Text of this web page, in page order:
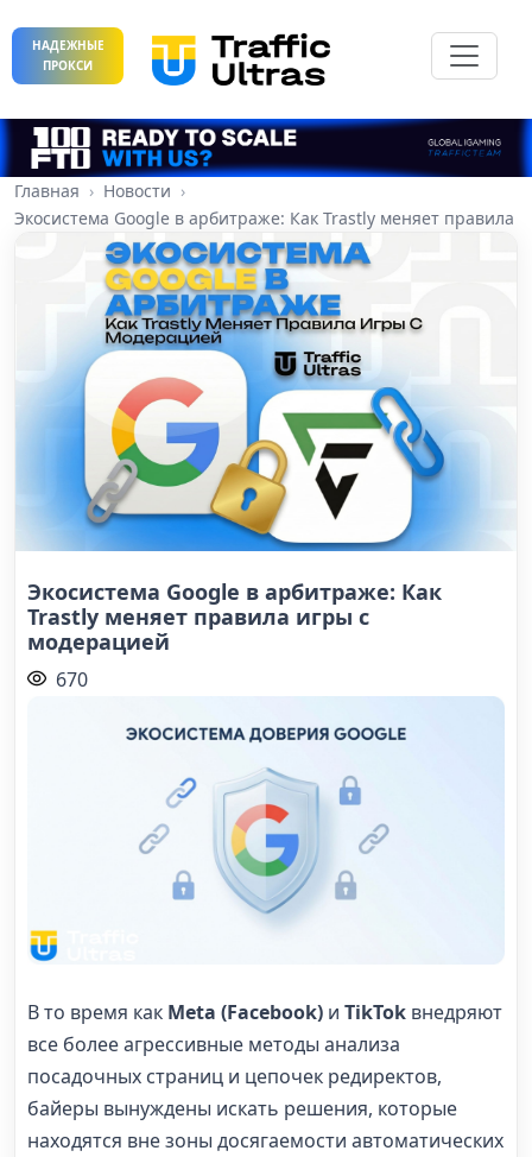
НАДЕЖНЫЕ
ПРОКСИ
Главная
Новости
Экосистема Google в арбитраже: Как Trastly меняет правила
Экосистема Google в арбитраже: Как
Trastly меняет правила игры с
модерацией
670
В то время как Meta (Facebook) и TikTok внедряют
все более агрессивные методы анализа
посадочных страниц и цепочек редиректов,
байеры вынуждены искать решения, которые
находятся вне зоны досягаемости автоматических